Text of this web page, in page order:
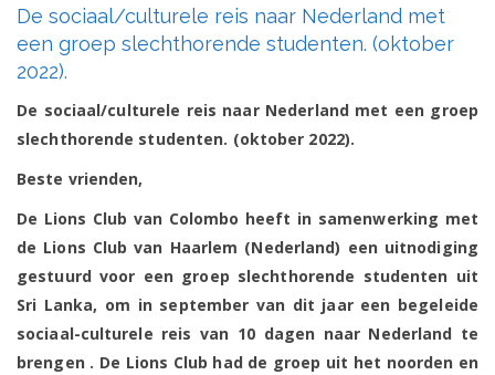
sociaal/culturele
reis
naar
een
groep
slechthorende
De sociaal/culturele reis naar Nederland met
een groep slechthorende studenten. (oktober
2022).
De sociaal/culturele reis naar Nederland met een groep
slechthorende studenten. (oktober 2022).
Beste vrienden,
De Lions Club van Colombo heeft in samenwerking met
de Lions Club van Haarlem (Nederland) een uitnodiging
gestuurd voor een groep slechthorende studenten uit
Sri Lanka, om in september van dit jaar een begeleide
sociaal-culturele reis van 10 dagen naar Nederland te
brengen . De Lions Club had de groep uit het noorden en